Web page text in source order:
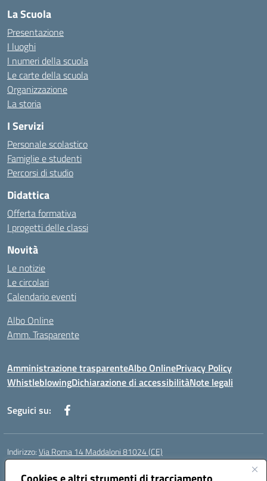
La Scuola
Presentazione
I luoghi
I numeri della scuola
Le carte della scuola
Organizzazione
La storia
I Servizi
Personale scolastico
Famiglie e studenti
Percorsi di studio
Didattica
Offerta formativa
I progetti delle classi
Novità
Le notizie
Le circolari
Calendario eventi
Albo Online
Amm. Trasparente
Amministrazione trasparenteAlbo OnlinePrivacy Policy
WhistleblowingDichiarazione di accessibilitàNote legali
Seguici su:
Indirizzo:Via Roma 14 Maddaloni 81024 (CE)
Centralino:
Posta elettronica certificata (PEC):ceic8an00r@pec.istruzione.it